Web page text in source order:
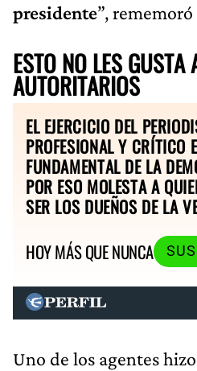
presidente”,
ESTO NO LES GUSTA
AUTORITARIOS
EL EJERCICIO DEL
PROFESIONAL Y CRÍTICO
FUNDAMENTAL DE LA
POR ESO MOLESTA A
SER LOS DUEÑOS DE LA
HOY MÁS QUE NUNCA
Uno de los agentes